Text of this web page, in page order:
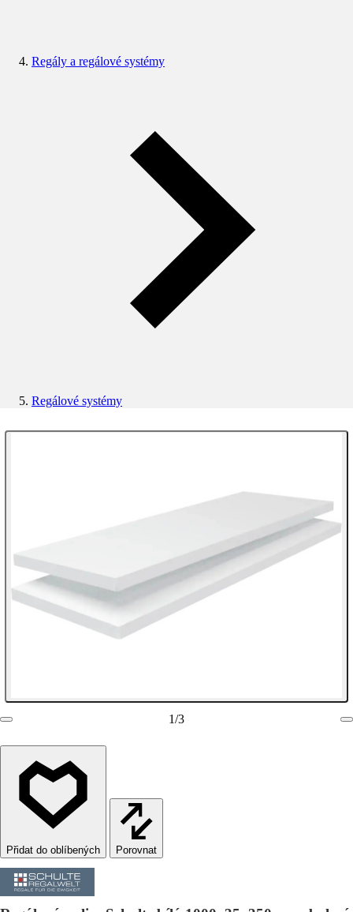
Regály a regálové systémy
Regálové systémy
1/3
Porovnat